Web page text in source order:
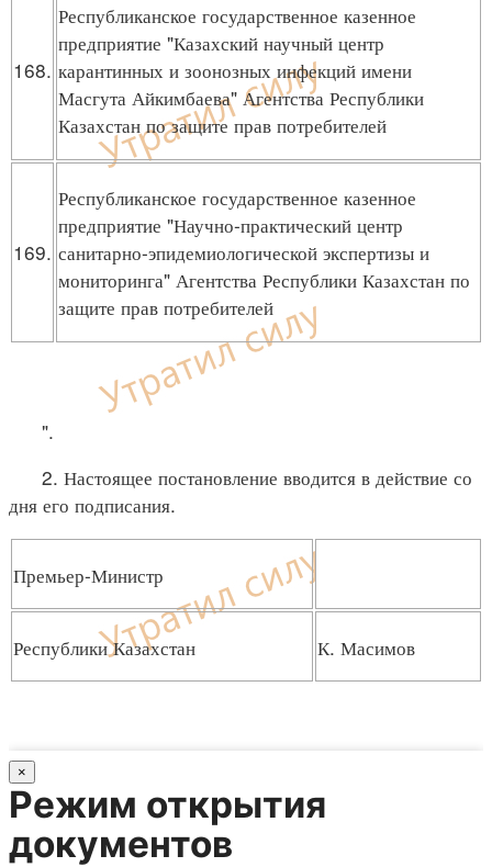
168.
Республиканское государственное казенное
предприятие "Казахский научный центр
карантинных и зоонозных инфекций имени
Масгута Айкимбаева" Агентства Республики
Казахстан по защите прав потребителей
169.
Республиканское государственное казенное
предприятие "Научно-практический центр
санитарно-эпидемиологической экспертизы и
мониторинга" Агентства Республики Казахстан по
защите прав потребителей
".
2. Настоящее постановление вводится в действие со
дня его подписания.
Премьер-Министр
Республики Казахстан К. Масимов
×
Режим открытия
документов